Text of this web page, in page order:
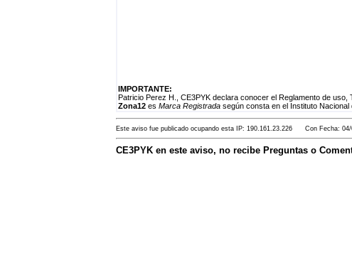
IMPORTANTE:
Patricio Perez H., CE3PYK declara conocer el Reglamento de
Zona12 es Marca Registrada según consta en el Instituto Nacional
Este aviso fue publicado ocupando esta IP: 190.161.23.226 Con Fecha: 04/
CE3PYK en este aviso, no recibe Preguntas o